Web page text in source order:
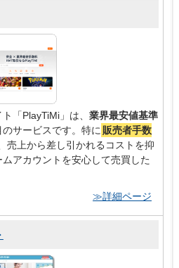
「PlayTiMi」は、 業界最安値基準
サービスです。特に 販売者手数
売上から差し引かれるコストを抑
アカウントを安心して売買した
≫詳細ページ